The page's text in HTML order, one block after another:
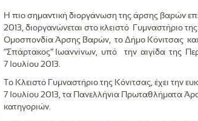
Η πιο σημαντική διοργάνωση της άρσης βαρών
2013, διοργανώνεται στο κλειστό Γυμναστήριο
Ομοσπονδία Άρσης Βαρών, το Δήμο Κόνιτσας
“Σπάρτακος” Ιωαννίνων, υπό την αιγίδα της
7 Ιουλίου 2013.
Το Κλειστό Γυμναστήριο της Κόνιτσας, έχει την
7 Ιουλίου 2013, τα Πανελλήνια Πρωταθλήματα
κατηγοριών.